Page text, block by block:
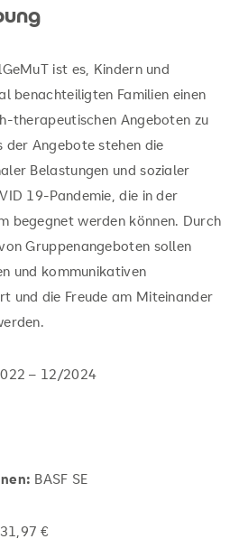
ist es, Kindern und
benachteiligten Familien einen
therapeutischen Angeboten zu
der Angebote stehen die
Belastungen und sozialer
19-Pandemie, die in der
begegnet werden können. Durch
Gruppenangeboten sollen
und kommunikativen
und die Freude am Miteinander
– 12/2024
BASF SE
€